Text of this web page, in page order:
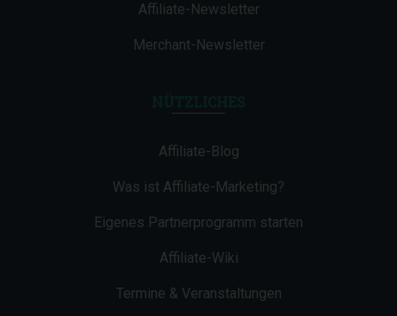
Affiliate-Newsletter
Merchant-Newsletter
Affiliate-Blog
Was ist Affiliate-Marketing?
Eigenes Partnerprogramm starten
Affiliate-Wiki
Termine & Veranstaltungen